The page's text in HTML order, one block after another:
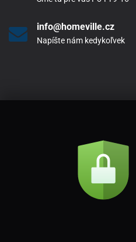
info@homeville.cz
Napíšte nám kedykoľvek